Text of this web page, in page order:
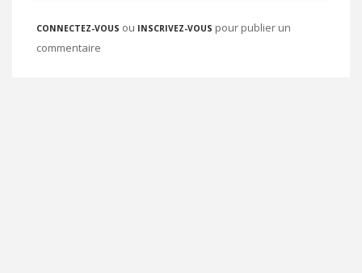
CONNECTEZ-VOUS ou INSCRIVEZ-VOUS pour publier un
commentaire